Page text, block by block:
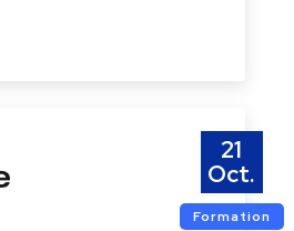
21
Oct.
Formation